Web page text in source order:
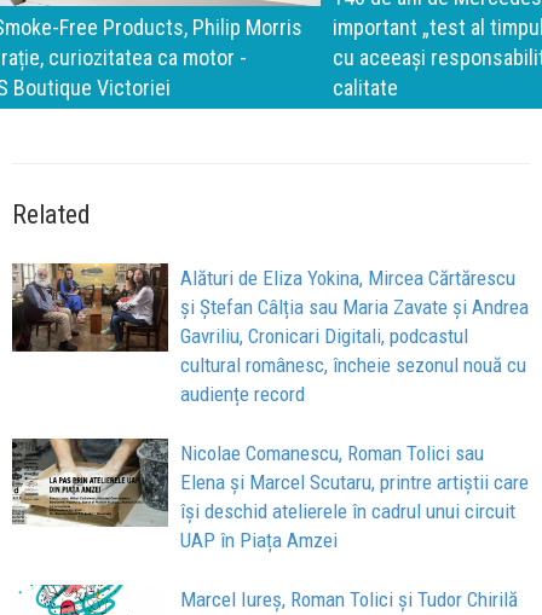
important „test al timpului” este să inovăm constant, dar
cu aceeași responsabilitate față de oameni, siguranță și
calitate
Related
Alături de Eliza Yokina, Mircea Cărtărescu
și Ștefan Câlția sau Maria Zavate și Andrea
Gavriliu, Cronicari Digitali, podcastul
cultural românesc, încheie sezonul nouă cu
audiențe record
Nicolae Comanescu, Roman Tolici sau
Elena și Marcel Scutaru, printre artiștii care
își deschid atelierele în cadrul unui circuit
UAP în Piața Amzei
Marcel Iureș, Roman Tolici și Tudor Chirilă